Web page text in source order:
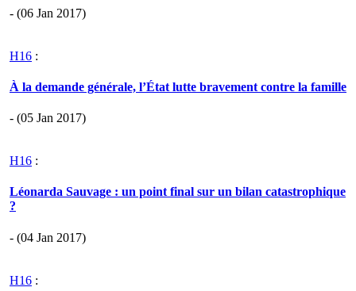
- (06 Jan 2017)
H16 :
À la demande générale, l’État lutte bravement contre la famille
- (05 Jan 2017)
H16 :
Léonarda Sauvage : un point final sur un bilan catastrophique
?
- (04 Jan 2017)
H16 :